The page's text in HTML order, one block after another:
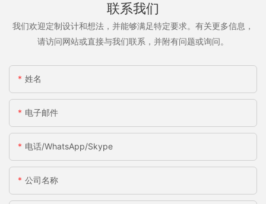
联系我们
我们欢迎定制设计和想法，并能够满足特定要求。有关更多信息，
请访问网站或直接与我们联系，并附有问题或询问。
姓名
电子邮件
电话/WhatsApp/Skype
公司名称